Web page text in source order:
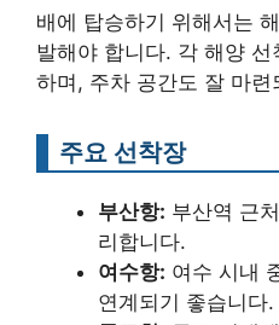
배에 탑승하기 위해서는
발해야 합니다. 각 해양
하며, 주차 공간도 잘 마련
주요 선착장
부산항: 부산역 근
리합니다.
여수항: 여수 시내
연계되기 좋습니다.